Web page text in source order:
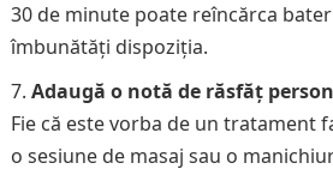
30 de minute poate reîncărca
îmbunătăți dispoziția.
Adaugă o notă de răsfăț
Fie că este vorba de un tratament
o sesiune de masaj sau o